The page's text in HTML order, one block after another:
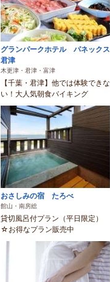
グランパークホテル パネックス
君津
木更津・君津・富津
【千葉・君津】他では体験できな
い！大人気朝食バイキング
おさしみの宿 たろべ
館山・南房総
貸切風呂付プラン（平日限定）
☆お得なプラン販売中